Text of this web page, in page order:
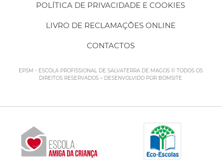
POLÍTICA DE PRIVACIDADE E COOKIES
LIVRO DE RECLAMAÇÕES ONLINE
CONTACTOS
EPSM - ESCOLA PROFISSIONAL DE SALVATERRA DE MAGOS © TODOS OS
DIREITOS RESERVADOS – DESENVOLVIDO POR BOMSITE